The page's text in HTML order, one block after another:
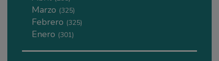
Marzo (325)
Febrero (325)
Enero (301)